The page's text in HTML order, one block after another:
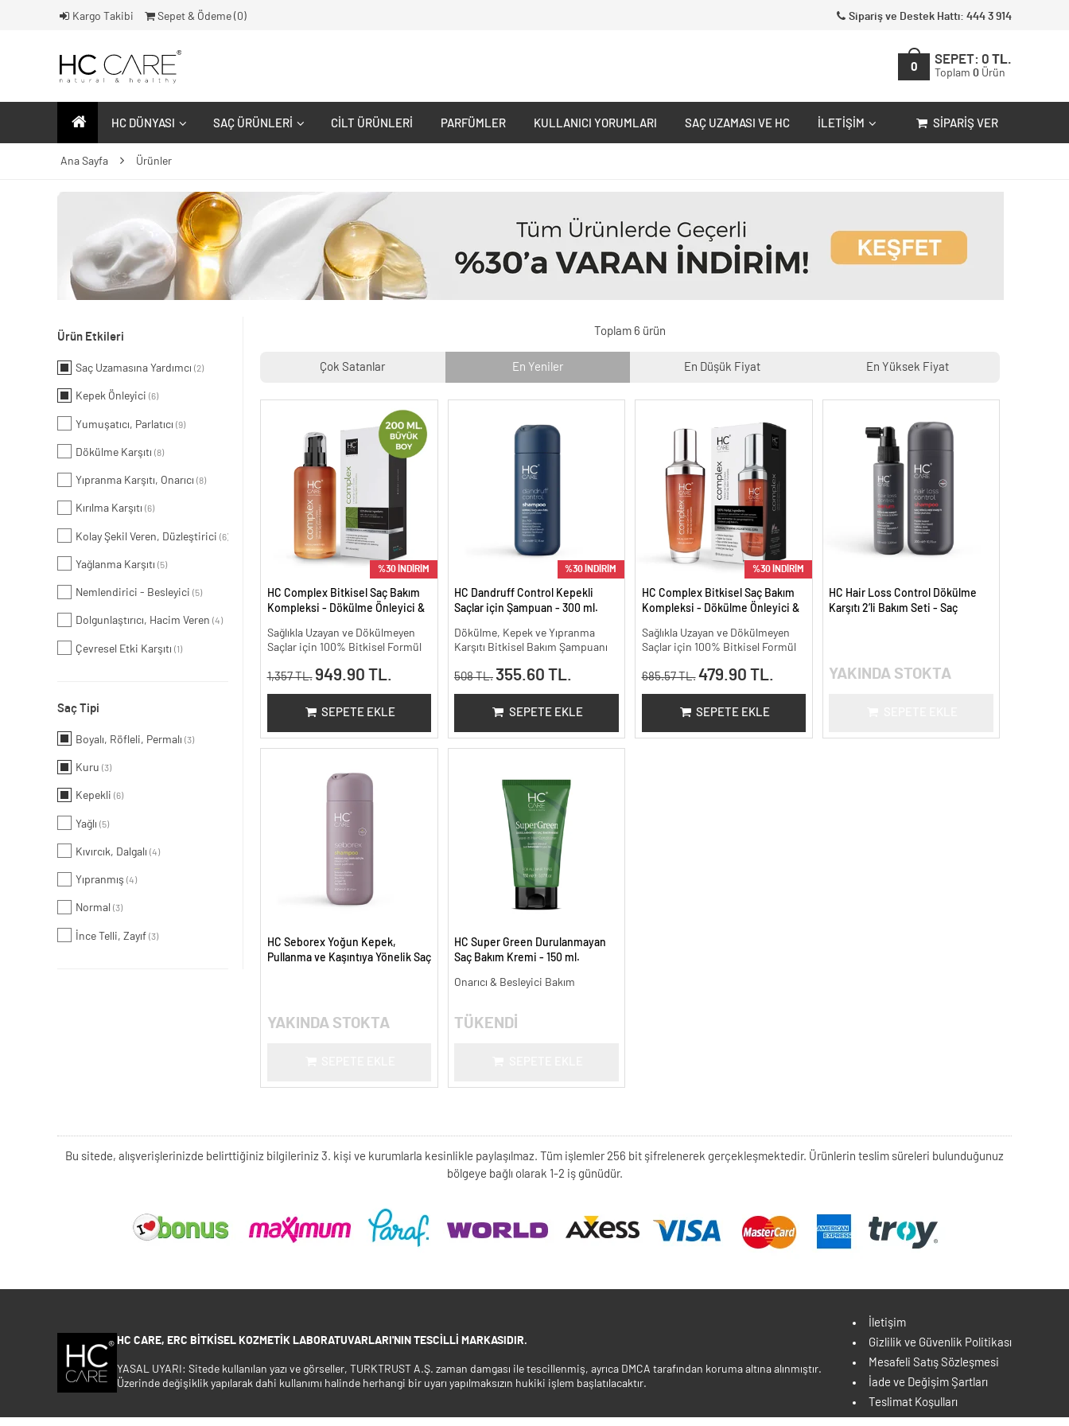
Kargo Takibi Sepet & Ödeme ( 0) Sipariş ve Destek Hattı: 444 3 914
0
SEPET: 0 TL.
Toplam 0 Ürün
HC DÜNYASI SAÇ ÜRÜNLERI CILT ÜRÜNLERI PARFÜMLER KULLANICI YORUMLARI SAÇ UZAMASI VE HC İLETIŞIM SIPARIŞ VER
Ana Sayfa Ürünler
Ürün Etkileri
Saç Uzamasına Yardımcı (2)
Kepek Önleyici (6)
Yumuşatıcı, Parlatıcı (9)
Dökülme Karşıtı (8)
Yıpranma Karşıtı, Onarıcı (8)
Kırılma Karşıtı (6)
Kolay Şekil Veren, Düzleştirici (6)
Yağlanma Karşıtı (5)
Nemlendirici - Besleyici (5)
Dolgunlaştırıcı, Hacim Veren (4)
Çevresel Etki Karşıtı (1)
Saç Tipi
Boyalı, Röfleli, Permalı (3)
Kuru (3)
Kepekli (6)
Yağlı (5)
Kıvırcık, Dalgalı (4)
Yıpranmış (4)
Normal (3)
İnce Telli, Zayıf (3)
Toplam 6 ürün
Çok Satanlar En Yeniler En Düşük Fiyat En Yüksek Fiyat
%30 İNDİRİM
HC Complex Bitkisel Saç Bakım
Kompleksi - Dökülme Önleyici &
200 ml.
Sağlıkla Uzayan ve Dökülmeyen
Saçlar için 100% Bitkisel Formül
1,357 TL. 949.90 TL.
SEPETE EKLE
%30 İNDİRİM
HC Dandruff Control Kepekli
Saçlar için Şampuan - 300 ml.
Dökülme, Kepek ve Yıpranma
Karşıtı Bitkisel Bakım Şampuanı
508 TL. 355.60 TL.
SEPETE EKLE
%30 İNDİRİM
HC Complex Bitkisel Saç Bakım
Kompleksi - Dökülme Önleyici &
100 ml
Sağlıkla Uzayan ve Dökülmeyen
Saçlar için 100% Bitkisel Formül
685.57 TL. 479.90 TL.
SEPETE EKLE
HC Hair Loss Control Dökülme
Karşıtı 2’li Bakım Seti - Saç
YAKINDA STOKTA
HC Seborex Yoğun Kepek,
Pullanma ve Kaşıntıya Yönelik Saç
YAKINDA STOKTA
HC Super Green Durulanmayan
Saç Bakım Kremi - 150 ml.
Onarıcı & Besleyici Bakım
TÜKENDİ
Bu sitede, alışverişlerinizde belirttiğiniz bilgileriniz 3. kişi ve kurumlarla kesinlikle paylaşılmaz. Tüm işlemler 256 bit şifrelenerek gerçekleşmektedir. Ürünlerin teslim süreleri bulunduğunuz
bölgeye bağlı olarak 1-2 iş günüdür.
HC CARE, ERC BITKISEL KOZMETIK LABORATUVARLARI'NIN TESCILLI MARKASIDIR.
YASAL UYARI: Sitede kullanılan yazı ve görseller, TURKTRUST A.Ş. zaman damgası ile tescillenmiş, ayrıca DMCA tarafından koruma altına alınmıştır.
Üzerinde değişiklik yapılarak dahi kullanımı halinde herhangi bir uyarı yapılmaksızın hukiki işlem başlatılacaktır.
İletişim
Gizlilik ve Güvenlik Politikası
Mesafeli Satış Sözleşmesi
İade ve Değişim Şartları
Teslimat Koşulları